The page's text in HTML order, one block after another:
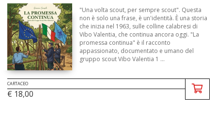
"Una volta scout, per sempre scout". Questa
non è solo una frase, è un'identità. È una storia
che inizia nel 1963, sulle colline calabresi di
Vibo Valentia, che continua ancora oggi. "La
promessa continua" è il racconto
appassionato, documentato e umano del
gruppo scout Vibo Valentia 1 ...
CARTACEO
€ 18,00